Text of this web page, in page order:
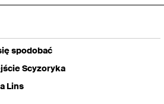
spodobać
Scyzoryka
Lins